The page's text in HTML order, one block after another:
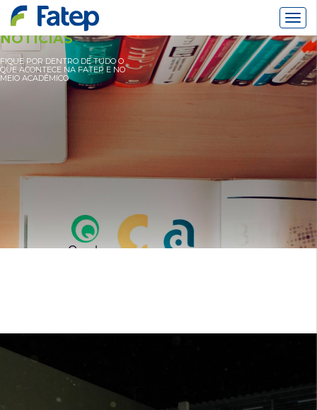
NOTÍCIAS
FIQUE POR DENTRO DE TUDO O
QUE ACONTECE NA FATEP E NO
MEIO ACADÊMICO